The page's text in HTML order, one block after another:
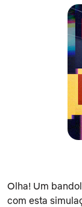
Olha! Um
com esta